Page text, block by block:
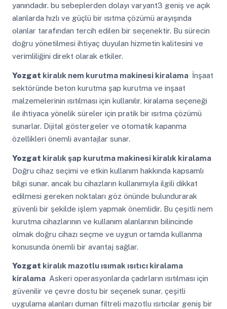
yanındadır. bu sebeplerden dolayı varyant3 geniş ve açık
alanlarda hızlı ve güçlü bir ısıtma çözümü arayışında
olanlar tarafından tercih edilen bir seçenektir. Bu sürecin
doğru yönetilmesi ihtiyaç duyulan hizmetin kalitesini ve
verimliliğini direkt olarak etkiler.
Yozgat kiralık nem kurutma makinesi kiralama İnşaat
sektöründe beton kurutma şap kurutma ve inşaat
malzemelerinin ısıtılması için kullanılır. kiralama seçeneği
ile ihtiyaca yönelik süreler için pratik bir ısıtma çözümü
sunarlar. Dijital göstergeler ve otomatik kapanma
özellikleri önemli avantajlar sunar.
Yozgat kiralık şap kurutma makinesi kiralık kiralama
Doğru cihaz seçimi ve etkin kullanım hakkında kapsamlı
bilgi sunar. ancak bu cihazların kullanımıyla ilgili dikkat
edilmesi gereken noktaları göz önünde bulundurarak
güvenli bir şekilde işlem yapmak önemlidir. Bu çeşitli nem
kurutma cihazlarının ve kullanım alanlarının bilincinde
olmak doğru cihazı seçme ve uygun ortamda kullanma
konusunda önemli bir avantaj sağlar.
Yozgat kiralık mazotlu ısımak ısıtıcı kiralama
kiralama Askeri operasyonlarda çadırların ısıtılması için
güvenilir ve çevre dostu bir seçenek sunar. çeşitli
uygulama alanları duman filtreli mazotlu ısıtıcılar geniş bir